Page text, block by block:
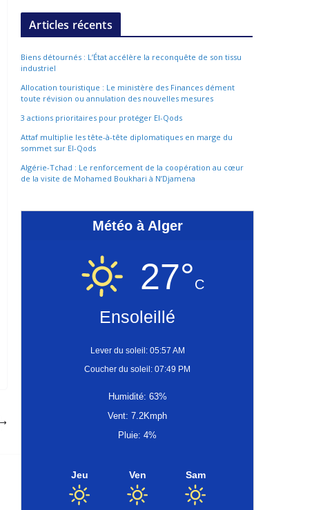
Articles récents
Biens détournés : L’État accélère la reconquête de son tissu
industriel
Allocation touristique : Le ministère des Finances dément
toute révision ou annulation des nouvelles mesures
3 actions prioritaires pour protéger El-Qods
Attaf multiplie les tête-à-tête diplomatiques en marge du
sommet sur El-Qods
Algérie-Tchad : Le renforcement de la coopération au cœur
de la visite de Mohamed Boukhari à N’Djamena
Météo à Alger
27°C
Ensoleillé
Lever du soleil: 05:57 AM
Coucher du soleil: 07:49 PM
Humidité: 63%
Vent: 7.2Kmph
Pluie: 4%
Jeu Ven Sam